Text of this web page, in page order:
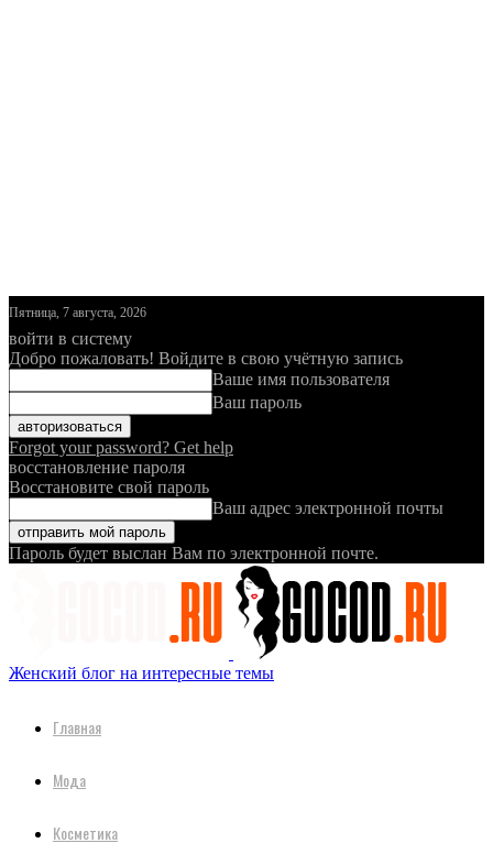
Пятница, 7 августа, 2026
войти в систему
Добро пожаловать! Войдите в свою учётную запись
Ваше имя пользователя
Ваш пароль
Forgot your password? Get help
восстановление пароля
Восстановите свой пароль
Ваш адрес электронной почты
Пароль будет выслан Вам по электронной почте.
Женский блог на интересные темы
Главная
Мода
Косметика